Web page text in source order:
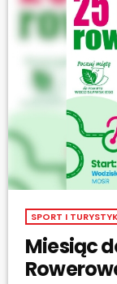
SPORT I
Miesiąc